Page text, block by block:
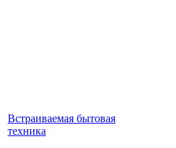
Встраиваемая бытовая
техника